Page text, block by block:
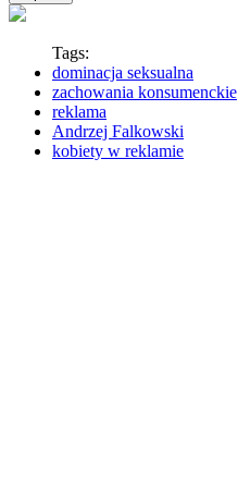
Tags:
dominacja seksualna
zachowania konsumenckie
reklama
Andrzej Falkowski
kobiety w reklamie